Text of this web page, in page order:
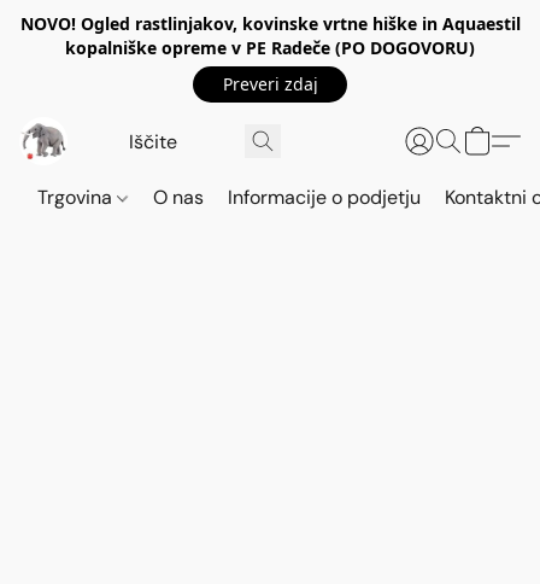
NOVO! Ogled rastlinjakov, kovinske vrtne hiške in Aquaestil
kopalniške opreme v PE Radeče (PO DOGOVORU)
Preveri zdaj
Trgovina O nas Informacije o podjetju Kontaktni